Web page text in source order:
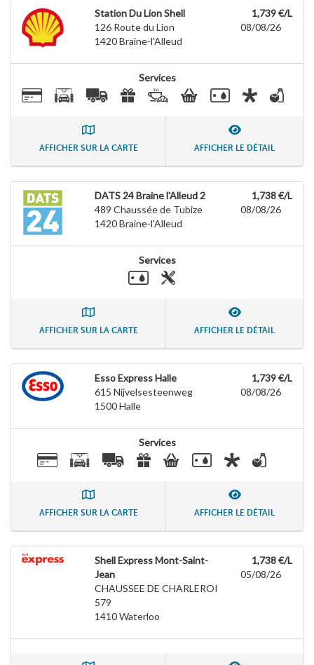
Station Du Lion Shell
126 Route du Lion
1420Braine-l'Alleud
1,739 €/L
08/08/26
Services
AFFICHER SUR LA CARTE AFFICHER LE DÉTAIL
DATS 24 Braine l'Alleud 2
489 Chaussée de Tubize
1420Braine-l'Alleud
1,738 €/L
08/08/26
Services
AFFICHER SUR LA CARTE AFFICHER LE DÉTAIL
Esso Express Halle
615 Nijvelsesteenweg
1500Halle
1,739 €/L
08/08/26
Services
AFFICHER SUR LA CARTE AFFICHER LE DÉTAIL
Shell Express Mont-Saint-
Jean
CHAUSSEE DE CHARLEROI
579
1410Waterloo
1,738 €/L
05/08/26